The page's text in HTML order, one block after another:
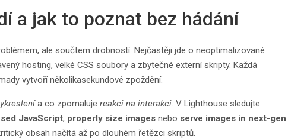
a jak to poznat bez hádání
ale součtem drobností. Nejčastěji jde o neoptimalizované
hosting, velké CSS soubory a zbytečné externí skripty. Každá
vytvoří několikasekundové zpoždění.
a co zpomaluje reakci na interakci. V Lighthouse sledujte
JavaScript, properly size images nebo serve images in next-gen
obsah načítá až po dlouhém řetězci skriptů.